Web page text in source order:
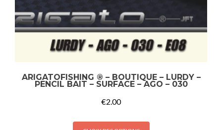
ARIGATOFISHING ® – BOUTIQUE – LURDY –
PENCIL BAIT – SURFACE – AGO – 030
€2.00